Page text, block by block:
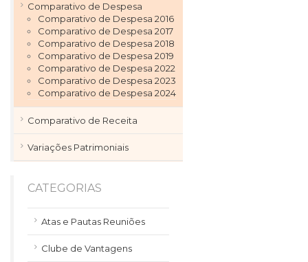
Comparativo de Despesa
Comparativo de Despesa 2016
Comparativo de Despesa 2017
Comparativo de Despesa 2018
Comparativo de Despesa 2019
Comparativo de Despesa 2022
Comparativo de Despesa 2023
Comparativo de Despesa 2024
Comparativo de Receita
Variações Patrimoniais
CATEGORIAS
Atas e Pautas Reuniões
Clube de Vantagens